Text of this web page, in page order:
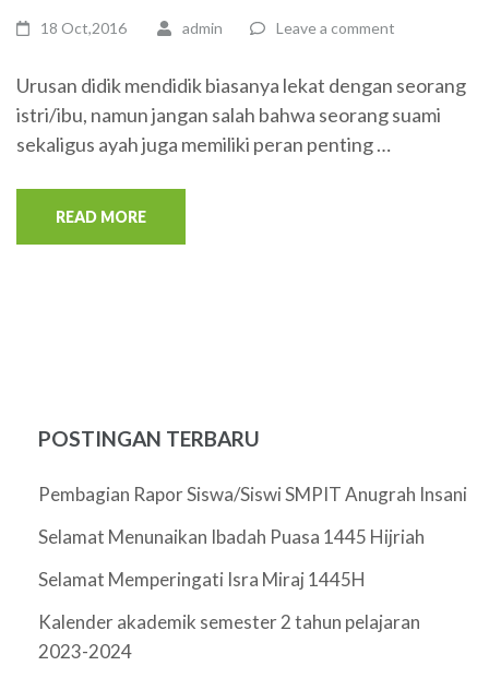
18 Oct,2016 admin Leave a comment
Urusan didik mendidik biasanya lekat dengan seorang
istri/ibu, namun jangan salah bahwa seorang suami
sekaligus ayah juga memiliki peran penting …
READ MORE
POSTINGAN TERBARU
Pembagian Rapor Siswa/Siswi SMPIT Anugrah Insani
Selamat Menunaikan Ibadah Puasa 1445 Hijriah
Selamat Memperingati Isra Miraj 1445H
Kalender akademik semester 2 tahun pelajaran
2023-2024